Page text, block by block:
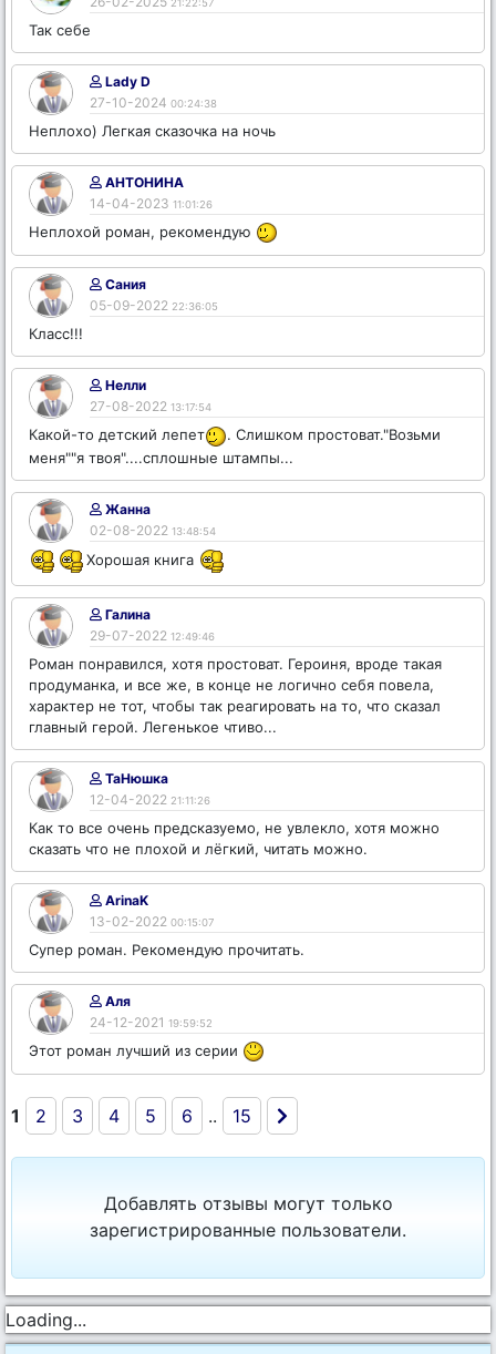
21:22:57
Так себе
Lady D
27-10-2024 00:24:38
Неплохо) Легкая сказочка на ночь
АНТОНИНА
14-04-2023 11:01:26
Неплохой роман, рекомендую
Сания
05-09-2022 22:36:05
Класс!!!
Нелли
27-08-2022 13:17:54
Какой-то детский лепет
. Слишком простоват."Возьми
меня""я твоя"....сплошные штампы...
Жанна
02-08-2022 13:48:54
Хорошая книга
Галина
29-07-2022 12:49:46
Роман понравился, хотя простоват. Героиня, вроде такая
продуманка, и все же, в конце не логично себя повела,
характер не тот, чтобы так реагировать на то, что сказал
главный герой. Легенькое чтиво...
ТаНюшка
12-04-2022 21:11:26
Как то все очень предсказуемо, не увлекло, хотя можно
сказать что не плохой и лёгкий, читать можно.
ArinaK
13-02-2022 00:15:07
Супер роман. Рекомендую прочитать.
Аля
24-12-2021 19:59:52
Этот роман лучший из серии
1 2 3 4 5 6 .. 15
Добавлять отзывы могут только
зарегистрированные пользователи.
Loading...